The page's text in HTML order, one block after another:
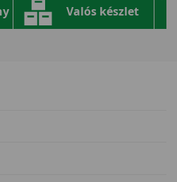
Valós készlet